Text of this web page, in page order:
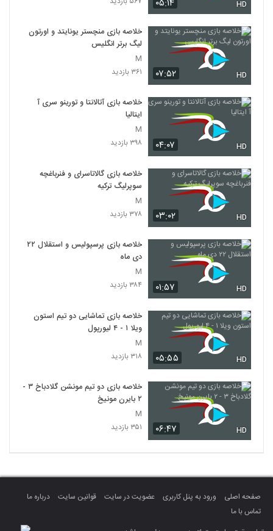
۰۵:۱۴ HD
۰۷:۵۲ HD
خلاصه بازی منچستر یونایتد و اورتون
لیگ برتر انگلیس
M
۳۶۱ بازدید
۰۴:۰۷ HD
خلاصه بازی آتالانتا و تورینو سری آ
ایتالیا
M
۳۹۸ بازدید
۰۳:۰۲ HD
خلاصه بازی گالاتاسرای و فنرباغچه
سوپرلیگ ترکیه
M
۳۷۸ بازدید
۰۱:۵۷ HD
خلاصه بازی پرسپولیس و استقلال ۲۲
دی ماه
M
۳۸۴ بازدید
۰۵:۵۵ HD
خلاصه بازی تماشایی دو تیم استون
ویلا ۱ - ۴ لیورپول
M
۳۱۸ بازدید
۰۶:۴۷ HD
خلاصه بازی دو تیم مونشن گلادباخ ۳ -
۲ بایرن مونیخ
M
۳۵۱ بازدید
صفحه اصلی ورود به پنل کاربری عضویت در سایت قوانین سایت
درباره ما
تماس با ما